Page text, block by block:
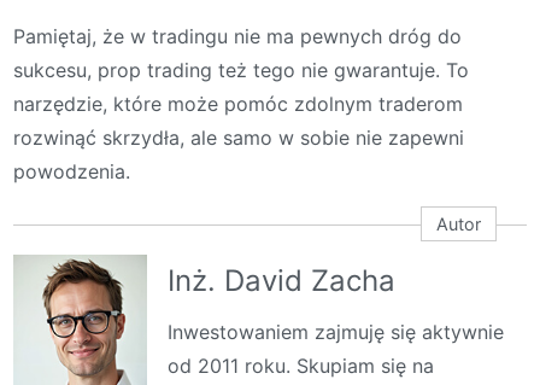
Pamiętaj, że w tradingu nie ma pewnych dróg do
sukcesu, prop trading też tego nie gwarantuje. To
narzędzie, które może pomóc zdolnym traderom
rozwinąć skrzydła, ale samo w sobie nie zapewni
powodzenia.
Autor
Inż. David Zacha
Inwestowaniem zajmuję się aktywnie
od 2011 roku. Skupiam się na